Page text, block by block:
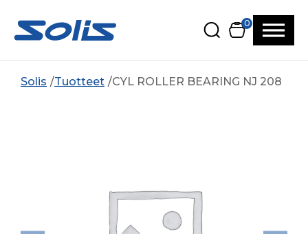
0
Solis Tuotteet CYL ROLLER BEARING NJ 208